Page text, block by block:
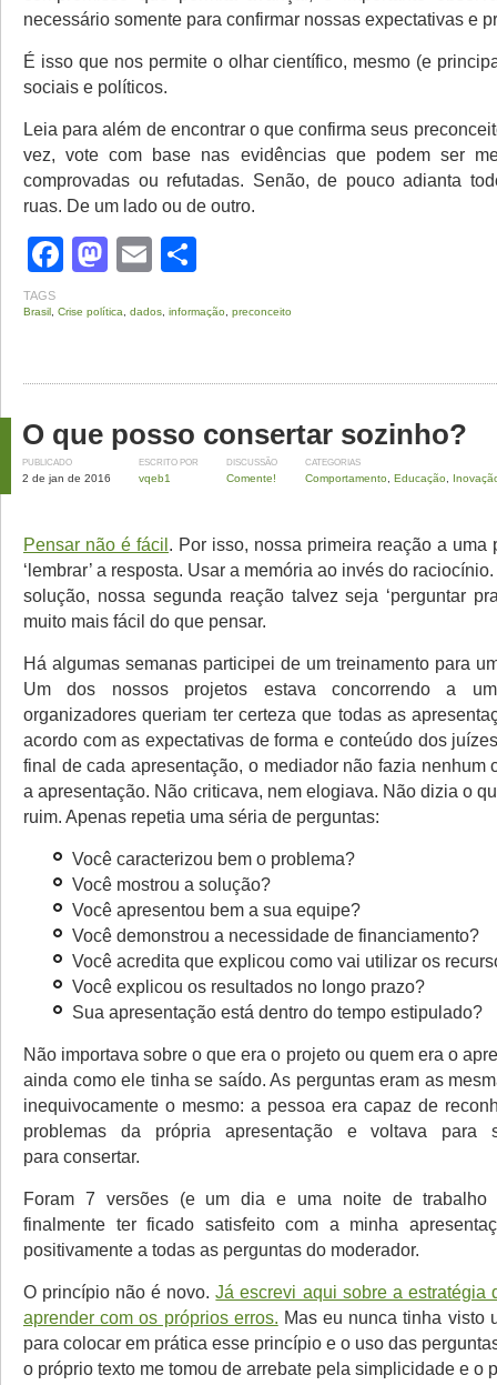
necessário somente para confirmar nossas expectativas e
É isso que nos permite o olhar científico, mesmo (e
sociais e políticos.
Leia para além de encontrar o que confirma seus
vez, vote com base nas evidências que podem ser
comprovadas ou refutadas. Senão, de pouco adianta
ruas. De um lado ou de outro.
Facebook
Mastodon
Email
TAGS
Brasil Crise política dados informação preconceito
O que posso consertar sozinho?
PUBLICADO
2 de jan de 2016
ESCRITO POR
vqeb1
DISCUSSÃO
Comente!
CATEGORIAS
Comportamento Educação
Pensar não é fácil. Por isso, nossa primeira reação a uma
‘lembrar’ a resposta. Usar a memória ao invés do
solução, nossa segunda reação talvez seja ‘perguntar
muito mais fácil do que pensar.
Há algumas semanas participei de um treinamento para
Um dos nossos projetos estava concorrendo a
organizadores queriam ter certeza que todas as
acordo com as expectativas de forma e conteúdo dos
final de cada apresentação, o mediador não fazia nenhum
a apresentação. Não criticava, nem elogiava. Não dizia o
ruim. Apenas repetia uma séria de perguntas:
Você caracterizou bem o problema?
Você mostrou a solução?
Você apresentou bem a sua equipe?
Você demonstrou a necessidade de financiamento?
Você acredita que explicou como vai utilizar os
Você explicou os resultados no longo prazo?
Sua apresentação está dentro do tempo estipulado?
Não importava sobre o que era o projeto ou quem era o
ainda como ele tinha se saído. As perguntas eram as
inequivocamente o mesmo: a pessoa era capaz de
problemas da própria apresentação e voltava para
para consertar.
Foram 7 versões (e um dia e uma noite de trabalho
finalmente ter ficado satisfeito com a minha
positivamente a todas as perguntas do moderador.
O princípio não é novo.Já escrevi aqui sobre a estratégia
aprender com os próprios erros. Mas eu nunca tinha visto
para colocar em prática esse princípio e o uso das
o próprio texto me tomou de arrebate pela simplicidade e o